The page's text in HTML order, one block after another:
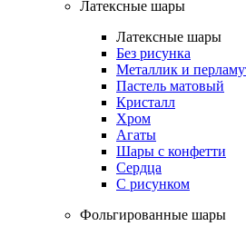
Латексные шары
Латексные шары
Без рисунка
Металлик и
Пастель матовый
Кристалл
Хром
Агаты
Шары с конфетти
Сердца
С рисунком
Фольгированные шары